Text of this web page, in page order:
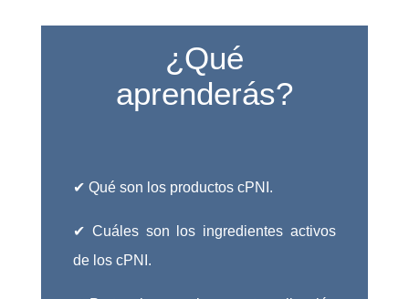
¿Qué
aprenderás?
✔ Qué son los productos cPNI.
✔ Cuáles son los ingredientes activos
de los cPNI.